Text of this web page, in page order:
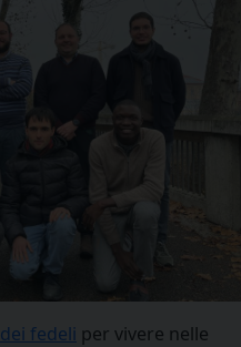
fedeli per vivere nelle